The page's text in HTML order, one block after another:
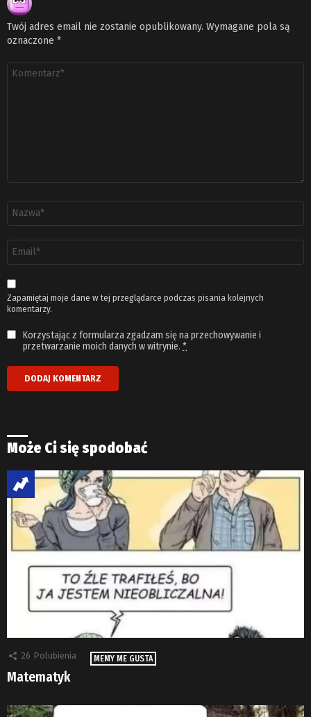
Twój adres email nie zostanie opublikowany. Wymagane pola są
oznaczone *
email
*
Zapamiętaj moje dane w tej przeglądarce podczas pisania kolejnych
komentarzy.
Korzystając z formularza zgadzam się na przechowywanie i
przetwarzanie moich danych w witrynie. *
Może Ci się spodobać
26 Polubienia MEMY ME GUSTA
Matematyk